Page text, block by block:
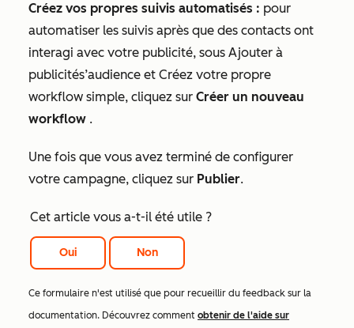
Créez vos propres suivis automatisés : pour
automatiser les suivis après que des contacts ont
interagi avec votre publicité, sous Ajouter à
publicités’audience et Créez votre propre
workflow simple, cliquez sur Créer un nouveau
workflow .
Une fois que vous avez terminé de configurer
votre campagne, cliquez sur Publier.
Cet article vous a-t-il été utile ?
Oui Non
Ce formulaire n'est utilisé que pour recueillir du feedback sur la
documentation. Découvrez comment obtenir de l'aide sur